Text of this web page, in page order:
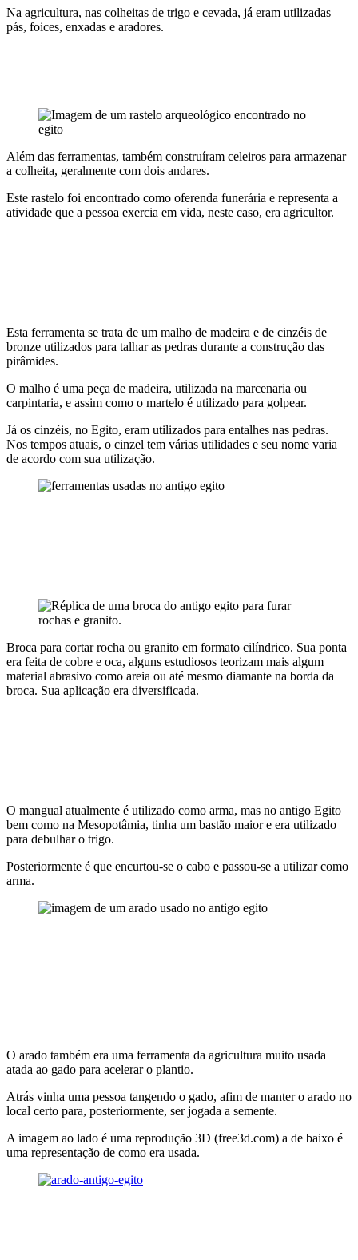
Na agricultura, nas colheitas de trigo e cevada, já eram utilizadas
pás, foices, enxadas e aradores.
Além das ferramentas, também construíram celeiros para armazenar
a colheita, geralmente com dois andares.
Este rastelo foi encontrado como oferenda funerária e representa a
atividade que a pessoa exercia em vida, neste caso, era agricultor.
Esta ferramenta se trata de um malho de madeira e de cinzéis de
bronze utilizados para talhar as pedras durante a construção das
pirâmides.
O malho é uma peça de madeira, utilizada na marcenaria ou
carpintaria, e assim como o martelo é utilizado para golpear.
Já os cinzéis, no Egito, eram utilizados para entalhes nas pedras.
Nos tempos atuais, o cinzel tem várias utilidades e seu nome varia
de acordo com sua utilização.
Broca para cortar rocha ou granito em formato cilíndrico. Sua ponta
era feita de cobre e oca, alguns estudiosos teorizam mais algum
material abrasivo como areia ou até mesmo diamante na borda da
broca. Sua aplicação era diversificada.
O mangual atualmente é utilizado como arma, mas no antigo Egito
bem como na Mesopotâmia, tinha um bastão maior e era utilizado
para debulhar o trigo.
Posteriormente é que encurtou-se o cabo e passou-se a utilizar como
arma.
O arado também era uma ferramenta da agricultura muito usada
atada ao gado para acelerar o plantio.
Atrás vinha uma pessoa tangendo o gado, afim de manter o arado no
local certo para, posteriormente, ser jogada a semente.
A imagem ao lado é uma reprodução 3D (free3d.com) a de baixo é
uma representação de como era usada.